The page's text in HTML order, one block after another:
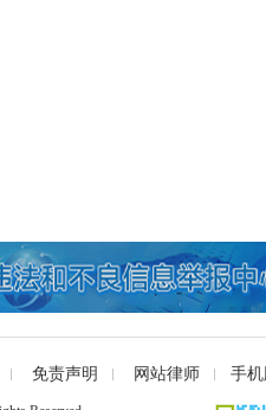
免责声明 网站律师 手机